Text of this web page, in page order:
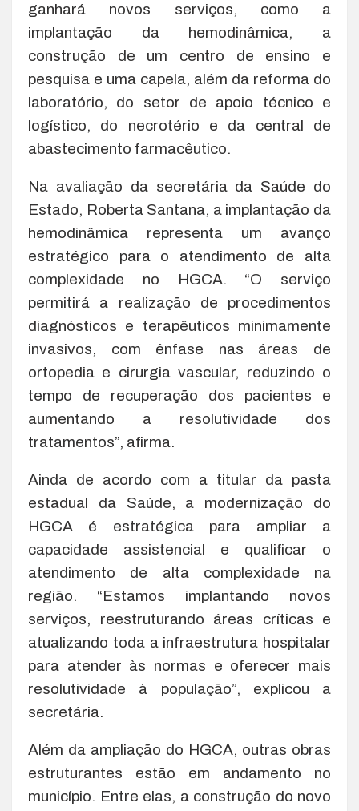
ganhará novos serviços, como a
implantação da hemodinâmica, a
construção de um centro de ensino e
pesquisa e uma capela, além da reforma do
laboratório, do setor de apoio técnico e
logístico, do necrotério e da central de
abastecimento farmacêutico.
Na avaliação da secretária da Saúde do
Estado, Roberta Santana, a implantação da
hemodinâmica representa um avanço
estratégico para o atendimento de alta
complexidade no HGCA. “O serviço
permitirá a realização de procedimentos
diagnósticos e terapêuticos minimamente
invasivos, com ênfase nas áreas de
ortopedia e cirurgia vascular, reduzindo o
tempo de recuperação dos pacientes e
aumentando a resolutividade dos
tratamentos”, afirma.
Ainda de acordo com a titular da pasta
estadual da Saúde, a modernização do
HGCA é estratégica para ampliar a
capacidade assistencial e qualificar o
atendimento de alta complexidade na
região. “Estamos implantando novos
serviços, reestruturando áreas críticas e
atualizando toda a infraestrutura hospitalar
para atender às normas e oferecer mais
resolutividade à população”, explicou a
secretária.
Além da ampliação do HGCA, outras obras
estruturantes estão em andamento no
município. Entre elas, a construção do novo